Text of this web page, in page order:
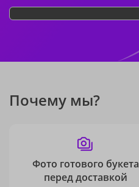
Почему мы?
Фото готового букета
перед доставкой